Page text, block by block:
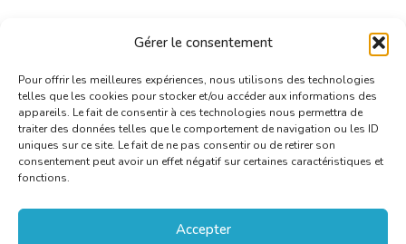
Gérer le consentement
Pour offrir les meilleures expériences, nous utilisons des technologies
telles que les cookies pour stocker et/ou accéder aux informations des
appareils. Le fait de consentir à ces technologies nous permettra de
traiter des données telles que le comportement de navigation ou les ID
uniques sur ce site. Le fait de ne pas consentir ou de retirer son
consentement peut avoir un effet négatif sur certaines caractéristiques et
fonctions.
Accepter
membres qu’aux non-membres.